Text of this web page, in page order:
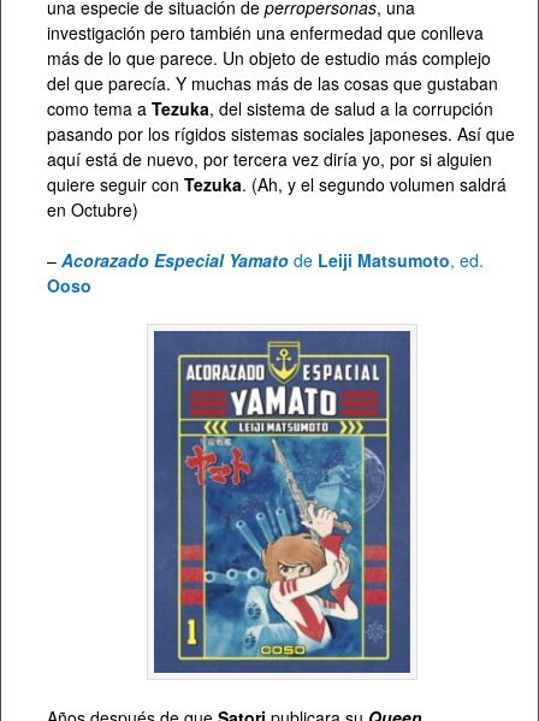
una especie de situación de perropersonas, una
investigación pero también una enfermedad que conlleva
más de lo que parece. Un objeto de estudio más complejo
del que parecía. Y muchas más de las cosas que gustaban
como tema a Tezuka, del sistema de salud a la corrupción
pasando por los rígidos sistemas sociales japoneses. Así que
aquí está de nuevo, por tercera vez diría yo, por si alguien
quiere seguir con Tezuka. (Ah, y el segundo volumen saldrá
en Octubre)
– Acorazado Especial Yamato de Leiji Matsumoto, ed.
Ooso